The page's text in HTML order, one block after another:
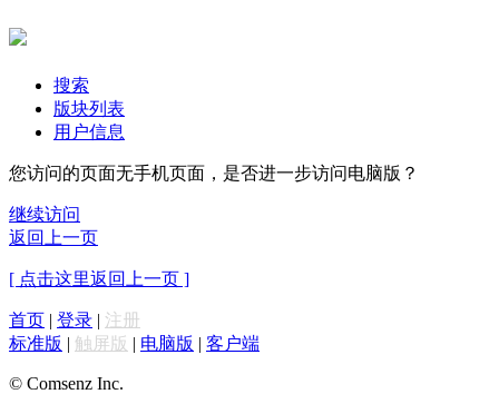
搜索
版块列表
用户信息
您访问的页面无手机页面，是否进一步访问电脑版？
继续访问
返回上一页
[ 点击这里返回上一页 ]
首页 | 登录 | 注册
标准版 | 触屏版 | 电脑版 | 客户端
© Comsenz Inc.